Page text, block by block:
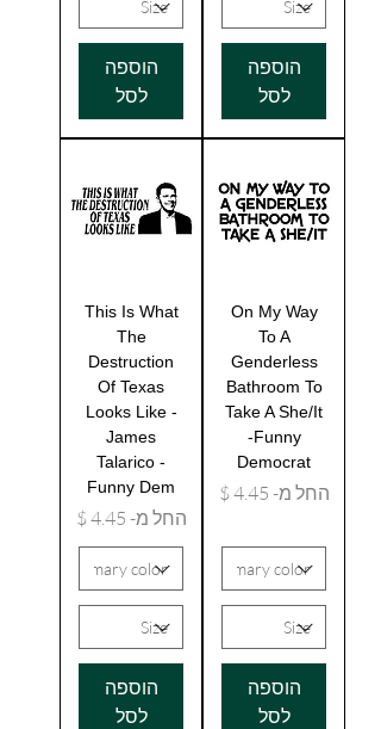
הוספה
לסל
הוספה
לסל
On My Way
To A
Genderless
Bathroom To
Take A She/It
-Funny
Democrat
החל מ-
מחיר מבצע
הוספה
לסל
This Is What
The
Destruction
Of Texas
Looks Like -
James
Talarico -
Funny Dem
החל מ-
מחיר מבצע
הוספה
לסל